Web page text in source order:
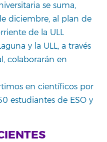
se suma,
diciembre, al plan de
de la ULL
y la ULL, a través
colaborarán en
en científicos por
estudiantes de ESO y